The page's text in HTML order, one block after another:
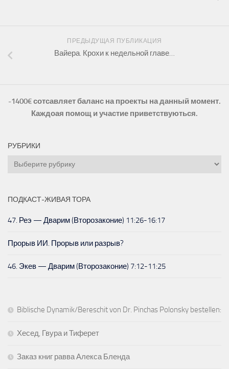
ПРЕДЫДУЩАЯ ПУБЛИКАЦИЯ
Вайера. Крохи к недельной главе…
-1400€ сотсавляет баланс на проекты на данный момент.
Каждоая помощ и участие приветствуються.
РУБРИКИ
Рубрики
ПОДКАСТ-ЖИВАЯ ТОРА
47. Реэ — Дварим (Второзаконие) 11:26-16:17
Прорыв ИИ. Прорыв или разрыв?
46. Экев — Дварим (Второзаконие) 7:12-11:25
Biblische Dynamik/Bereschit von Dr. Pinchas Polonsky bestellen:
Хесед, Гвура и Тиферет
Заказ книг равва Алекса Бленда